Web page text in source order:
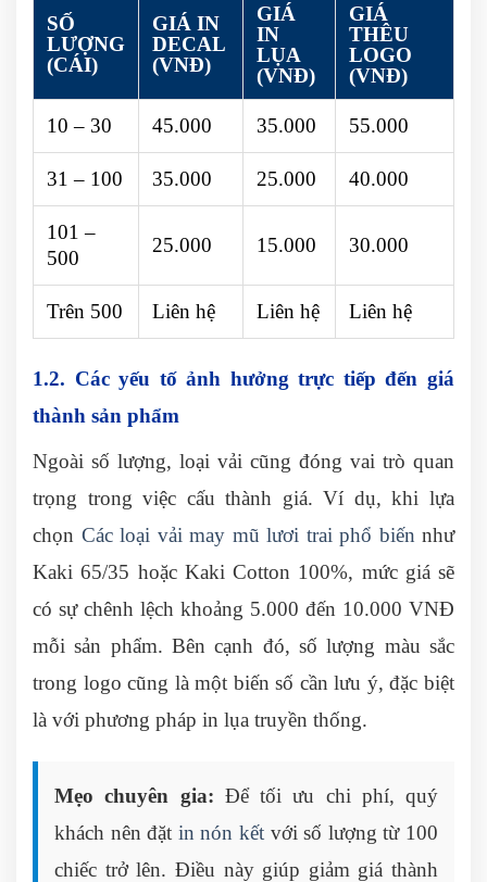
SỐ
LƯỢNG
(CÁI)
GIÁ IN
DECAL
(VNĐ)
GIÁ
IN
LỤA
(VNĐ)
GIÁ
THÊU
LOGO
(VNĐ)
10 – 30 45.000 35.000 55.000
31 – 100 35.000 25.000 40.000
101 –
500
25.000 15.000 30.000
Trên 500 Liên hệ Liên hệ Liên hệ
1.2. Các yếu tố ảnh hưởng trực tiếp đến giá
thành sản phẩm
Ngoài số lượng, loại vải cũng đóng vai trò quan
trọng trong việc cấu thành giá. Ví dụ, khi lựa
chọn Các loại vải may mũ lươi trai phổ biến như
Kaki 65/35 hoặc Kaki Cotton 100%, mức giá sẽ
có sự chênh lệch khoảng 5.000 đến 10.000 VNĐ
mỗi sản phẩm. Bên cạnh đó, số lượng màu sắc
trong logo cũng là một biến số cần lưu ý, đặc biệt
là với phương pháp in lụa truyền thống.
Mẹo chuyên gia: Để tối ưu chi phí, quý
khách nên đặt in nón kết với số lượng từ 100
chiếc trở lên. Điều này giúp giảm giá thành